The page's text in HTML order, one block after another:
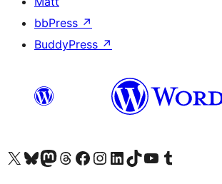
bbPress ↗
BuddyPress ↗
Наведайце наш акаўнт у X (былы Twitter)
Visit our Bluesky account
Visit our Mastodon account
Visit our Threads account
Наведаеце нашу старонку на Facebook
Наведайце наш Instagram
Наведайце нашу старонку ў LinkedIn
Visit our TikTok account
Наведайце наш YouTube каналVisit our Tumblr account